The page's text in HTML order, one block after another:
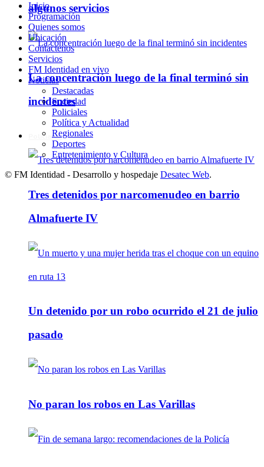
algunos servicios
La concentración luego de la final terminó sin
incidentes
Policiales
Tres detenidos por narcomenudeo en barrio
Almafuerte IV
Un detenido por un robo ocurrido el 21 de julio
pasado
No paran los robos en Las Varillas
Inicio
Programación
Quienes somos
Ubicación
Contáctenos
Servicios
FM Identidad en vivo
Noticias
Destacadas
Sociedad
Policiales
Política y Actualidad
Regionales
Deportes
Entretenimiento y Cultura
© FM Identidad - Desarrollo y hospedaje Desatec Web.